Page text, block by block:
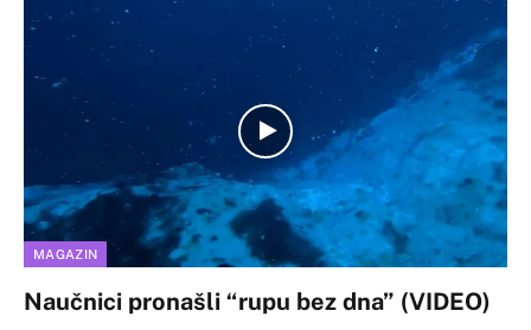
MAGAZIN
Naučnici pronašli “rupu bez dna” (VIDEO)